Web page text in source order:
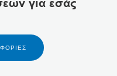
για εσάς